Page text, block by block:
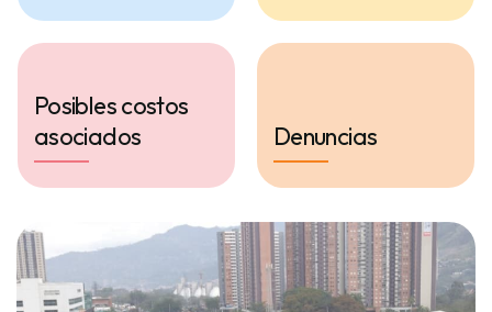
Posibles costos
asociados
Denuncias